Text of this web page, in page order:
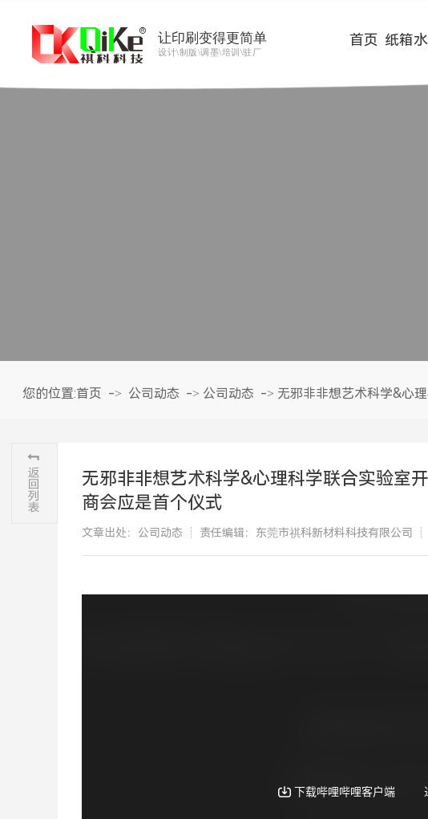
让印刷变得更简单
设计\制版\调墨\培训\驻厂
首页 纸箱
纸杯水墨
设计印刷
您的位置:首页 -> 公司动态 -> 公司动态 -> 无邪非非想艺术科学&心
无邪非非想艺术科学&心理科学联合实验室
商会应是首个仪式
文章出处：公司动态 责任编辑：东莞市祺科新材料科技有限公司